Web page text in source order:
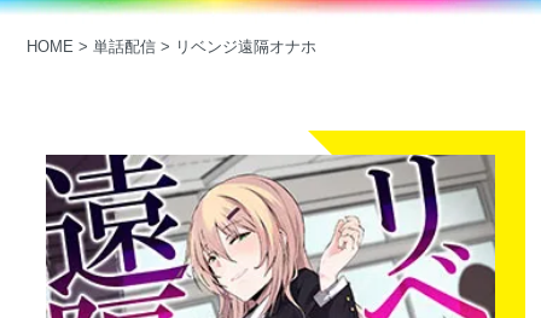
HOME >単話配信 > リベンジ遠隔オナホ